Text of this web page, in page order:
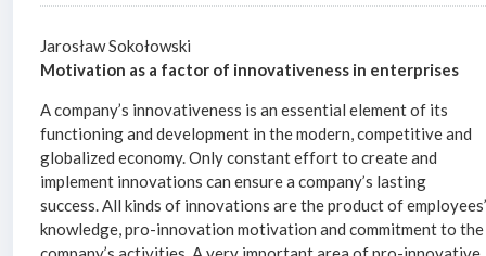
Jarosław Sokołowski
Motivation as a factor of innovativeness in enterprises
A company’s innovativeness is an essential element of its
functioning and development in the modern, competitive and
globalized economy. Only constant effort to create and
implement innovations can ensure a company’s lasting
success. All kinds of innovations are the product of
knowledge, pro-innovation motivation and commitment to the